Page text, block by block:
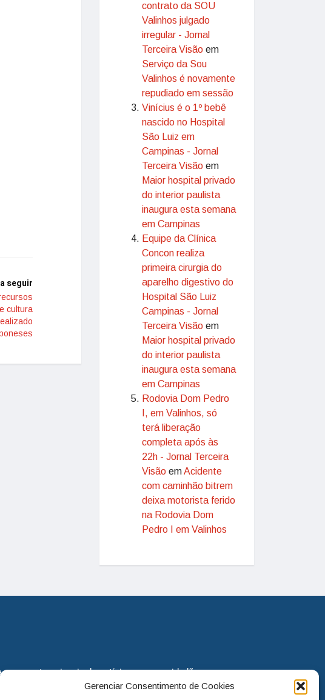
Gerenciar Consentimento de Cookies
seguir
cultura
contrato da SOU
Valinhos julgado
irregular - Jornal
Terceira Visão em
Serviço da Sou
Valinhos é novamente
repudiado em sessão
Vinícius é o 1º bebê
nascido no Hospital
São Luiz em
Campinas - Jornal
Terceira Visão em
Maior hospital privado
do interior paulista
inaugura esta semana
em Campinas
Equipe da Clínica
Concon realiza
primeira cirurgia do
aparelho digestivo do
Hospital São Luiz
Campinas - Jornal
Terceira Visão em
Maior hospital privado
do interior paulista
inaugura esta semana
em Campinas
Rodovia Dom Pedro
I, em Valinhos, só
terá liberação
completa após às
22h - Jornal Terceira
Visão emAcidente
com caminhão bitrem
deixa motorista ferido
na Rodovia Dom
Pedro I em Valinhos
uma terceira via de notícias para os cidadãos
30 anos, o jornal continua assumindo o papel